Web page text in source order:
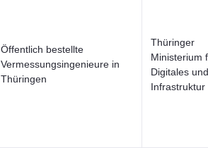
Öffentlich bestellte
Vermessungsingenieure in
Thüringen
Thüringer
Ministerium
Digitales und
Infrastruktur